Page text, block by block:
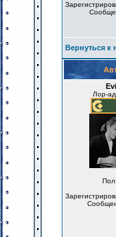
Вернуться к
Лор-
Пол: